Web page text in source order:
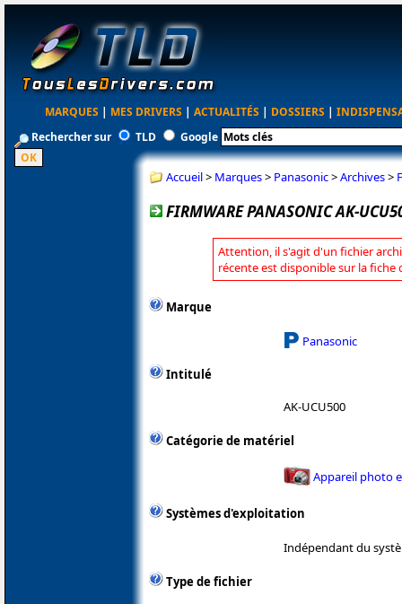
MARQUES | MES DRIVERS | ACTUALITÉS | DOSSIERS |
Rechercher sur
TLD Google
Accueil> Marques> Panasonic>Archives>
FIRMWARE PANASONIC AK-
Attention, il s'agit d'un fichier
récente est disponible sur la fiche
Marque
Panasonic
Intitulé
AK-UCU500
Catégorie de matériel
Appareil photo
Systèmes d'exploitation
Indépendant du
Type de fichier